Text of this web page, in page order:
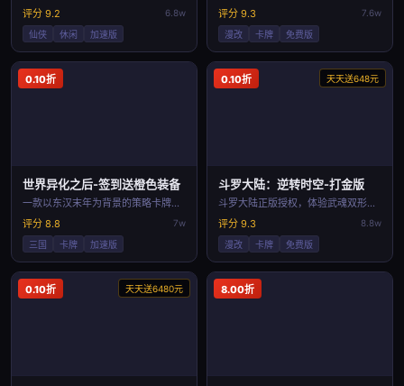
评分 9.2
6.8w
仙侠
休闲 加速版
评分 9.3
7.6w
漫改
卡牌 免费版
0.10折
世界异化之后-签到送橙色装备
一款以东汉末年为背景的策略卡牌手游。
评分 8.8
7w
三国
卡牌 加速版
0.10折 天天送648元
斗罗大陆：逆转时空-打金版
斗罗大陆正版授权，体验武魂双形态战斗与时空错
评分 9.3
8.8w
漫改
卡牌 免费版
0.10折 天天送6480元 8.00折